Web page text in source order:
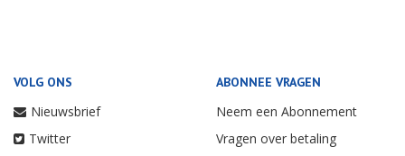
VOLG ONS
Nieuwsbrief
Twitter
ABONNEE VRAGEN
Neem een Abonnement
Vragen over betaling